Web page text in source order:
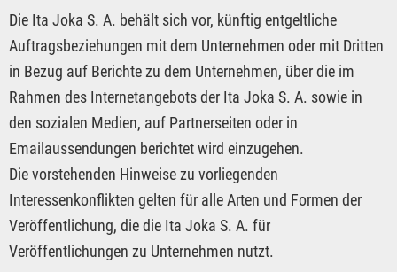
Die Ita Joka S. A. behält sich vor, künftig entgeltliche
Auftragsbeziehungen mit dem Unternehmen oder mit Dritten
in Bezug auf Berichte zu dem Unternehmen, über die im
Rahmen des Internetangebots der Ita Joka S. A. sowie in
den sozialen Medien, auf Partnerseiten oder in
Emailaussendungen berichtet wird einzugehen.
Die vorstehenden Hinweise zu vorliegenden
Interessenkonflikten gelten für alle Arten und Formen der
Veröffentlichung, die die Ita Joka S. A. für
Veröffentlichungen zu Unternehmen nutzt.